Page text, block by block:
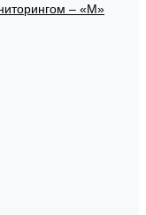
– «М»